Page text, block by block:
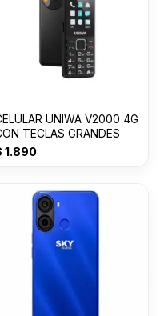
UNIWA V2000 4G
TECLAS GRANDES
1.890